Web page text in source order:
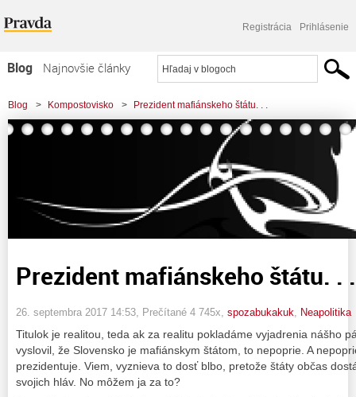
Registrácia Prihlásenie
Blog
Najnovšie články
Najčítanejšie články
Najkomentovanejšie články
Komerčné blogy
Blog > Kompostovisko > Prezident mafiánskeho štátu. . .
Prezident mafiánskeho štátu. . .
26. septembra 2017 14:53 , Prečítané 4 745x, spozabukakuk Neapolitika
Titulok je realitou, teda ak za realitu pokladáme vyjadrenia nášho
vyslovil, že Slovensko je mafiánskym štátom, to nepoprie. A
prezidentuje. Viem, vyznieva to dosť blbo, pretože štáty občas
svojich hláv. No môžem ja za to?